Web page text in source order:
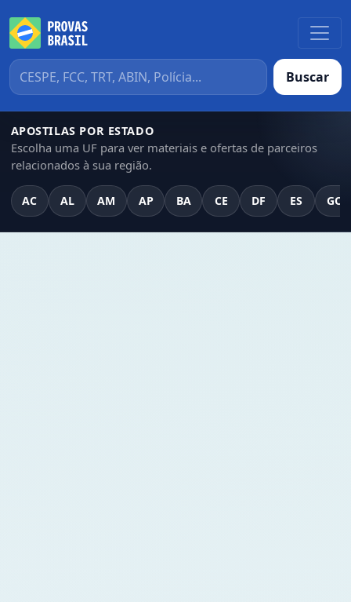
Buscar
APOSTILAS POR ESTADO
Escolha uma UF para ver materiais e ofertas de parceiros
relacionados à sua região.
AC AL AM AP BA CE DF ES GO